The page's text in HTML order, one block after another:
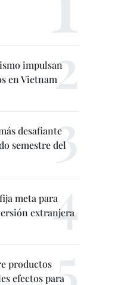
impulsan
en Vietnam
desafiante
semestre del
meta para
extranjera
productos
efectos para